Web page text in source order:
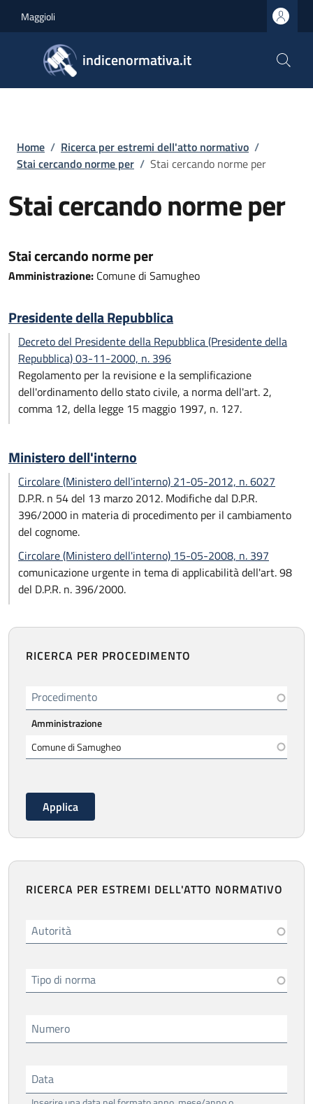
Maggioli
indicenormativa.it
Briciole di pane
Home / Ricerca per estremi dell'atto normativo /
Stai cercando norme per / Stai cercando norme per
Stai cercando norme per
Stai cercando norme per
Amministrazione: Comune di Samugheo
Presidente della Repubblica
Decreto del Presidente della Repubblica (Presidente della
Repubblica) 03-11-2000, n. 396
Regolamento per la revisione e la semplificazione
dell'ordinamento dello stato civile, a norma dell'art. 2,
comma 12, della legge 15 maggio 1997, n. 127.
Ministero dell'interno
Circolare (Ministero dell'interno) 21-05-2012, n. 6027
D.P.R. n 54 del 13 marzo 2012. Modifiche dal D.P.R.
396/2000 in materia di procedimento per il cambiamento
del cognome.
Circolare (Ministero dell'interno) 15-05-2008, n. 397
comunicazione urgente in tema di applicabilità dell'art. 98
del D.P.R. n. 396/2000.
RICERCA PER PROCEDIMENTO
Procedimento
Amministrazione
RICERCA PER ESTREMI DELL'ATTO NORMATIVO
Autorità
Tipo di norma
Numero
Data